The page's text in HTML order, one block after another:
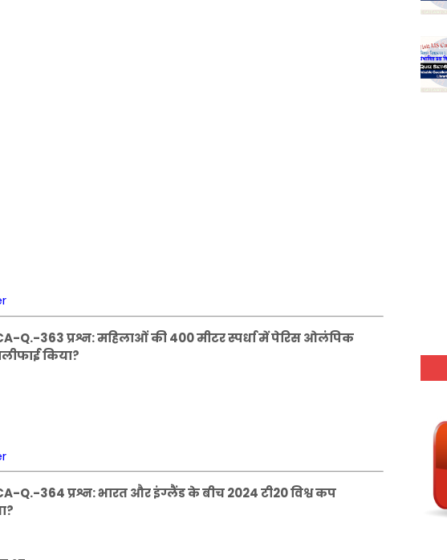
Q.-363 प्रश्न: महिलाओं की 400 मीटर स्पर्धा में पेरिस ओलंपिक
किया?
Q.-364 प्रश्न: भारत और इंग्लैंड के बीच 2024 टी20 विश्व कप